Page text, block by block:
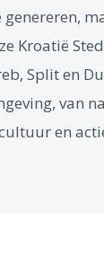
Kroatië
Split en
van
en